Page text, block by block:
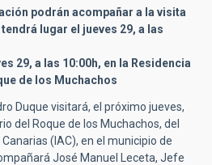
podrán acompañar a la visita
lugar el jueves 29, a las
29, a las 10:00h, en la Residencia
de los Muchachos
Duque visitará, el próximo jueves,
del Roque de los Muchachos, del
(IAC), en el municipio de
José Manuel Leceta, Jefe